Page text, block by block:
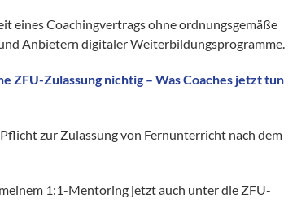
eines Coachingvertrags ohne ordnungsgemäße
Anbietern digitaler Weiterbildungsprogramme.
ZFU-Zulassung nichtig – Was Coaches jetzt tun
zur Zulassung von Fernunterricht nach dem
1:1-Mentoring jetzt auch unter die ZFU-